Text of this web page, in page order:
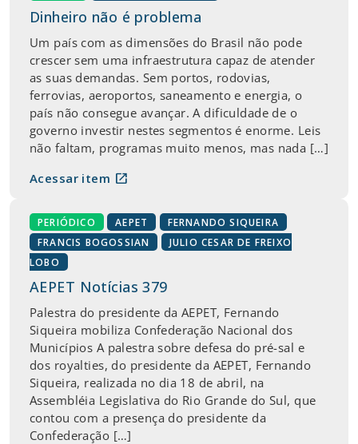
Dinheiro não é problema
Um país com as dimensões do Brasil não pode
crescer sem uma infraestrutura capaz de atender
as suas demandas. Sem portos, rodovias,
ferrovias, aeroportos, saneamento e energia, o
país não consegue avançar. A dificuldade de o
governo investir nestes segmentos é enorme. Leis
não faltam, programas muito menos, mas nada […]
Acessar item open_in_new
PERIÓDICO AEPET
FERNANDO SIQUEIRA
FRANCIS BOGOSSIAN
JULIO CESAR DE FREIXO
LOBO
AEPET Notícias 379
Palestra do presidente da AEPET, Fernando
Siqueira mobiliza Confederação Nacional dos
Municípios A palestra sobre defesa do pré-sal e
dos royalties, do presidente da AEPET, Fernando
Siqueira, realizada no dia 18 de abril, na
Assembléia Legislativa do Rio Grande do Sul, que
contou com a presença do presidente da
Confederação […]